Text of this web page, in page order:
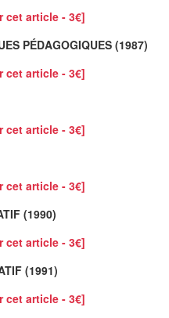
cet article - 3€]
PÉDAGOGIQUES (1987)
cet article - 3€]
cet article - 3€]
cet article - 3€]
(1990)
cet article - 3€]
(1991)
cet article - 3€]